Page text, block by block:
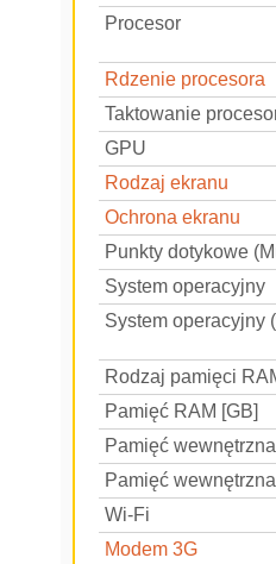
Procesor
Rdzenie procesora
Taktowanie
GPU
Rodzaj ekranu
Ochrona ekranu
Punkty dotykowe
System operacyjny
System operacyjny
Rodzaj pamięci
Pamięć RAM [GB]
Pamięć
Pamięć
Wi-Fi
Modem 3G